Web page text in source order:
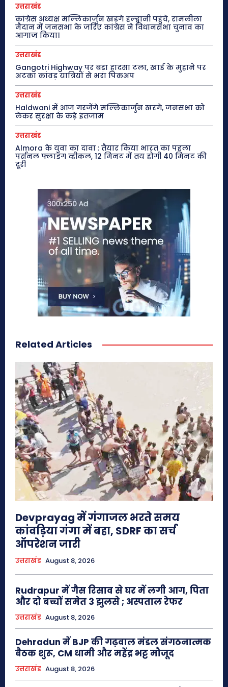
उत्तराखंड
कांग्रेस अध्यक्ष मल्लिकार्जुन खड़गे हल्द्वानी पहुंचे, रामलीला
मैदान में जनसभा के जरिए कांग्रेस ने विधानसभा चुनाव का
आगाज किया।
उत्तराखंड
Gangotri Highway पर बड़ा हादसा टला, खाई के मुहाने पर
अटका कांवड़ यात्रियों से भरा पिकअप
उत्तराखंड
Haldwani में आज गरजेंगे मल्लिकार्जुन खरगे, जनसभा को
लेकर सुरक्षा के कड़े इंतजाम
उत्तराखंड
Almora के युवा का दावा : तैयार किया भारत का पहला
पर्सनल फ्लाइंग व्हीकल, 12 मिनट में तय होगी 40 मिनट की
दूरी
Related Articles
Devprayag में गंगाजल भरते समय
कांवड़िया गंगा में बहा, SDRF का सर्च
ऑपरेशन जारी
उत्तराखंड August 8, 2026
Rudrapur में गैस रिसाव से घर में लगी आग, पिता
और दो बच्चों समेत 3 झुलसे ; अस्पताल रेफर
उत्तराखंड August 8, 2026
Dehradun में BJP की गढ़वाल मंडल संगठनात्मक
बैठक शुरू, CM धामी और महेंद्र भट्ट मौजूद
उत्तराखंड August 8, 2026